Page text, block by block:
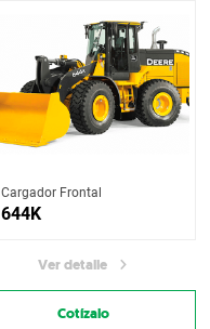
Cargador Frontal
644K
Ver detalle
Cotízalo